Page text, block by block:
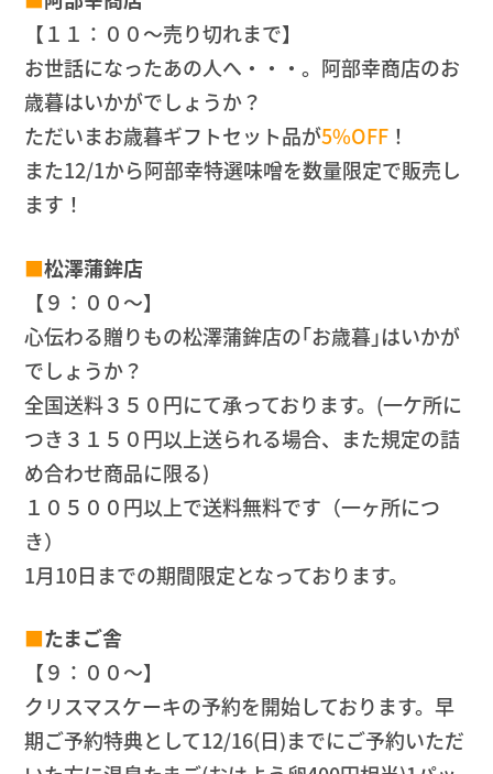
【１１：００～売り切れまで】
お世話になったあの人へ・・・。阿部幸商店のお
歳暮はいかがでしょうか？
ただいまお歳暮ギフトセット品が5%OFF！
また12/1から阿部幸特選味噌を数量限定で販売し
ます！
■松澤蒲鉾店
【９：００～】
心伝わる贈りもの松澤蒲鉾店の｢お歳暮｣はいかが
でしょうか？
全国送料３５０円にて承っております。(一ケ所に
つき３１５０円以上送られる場合、また規定の詰
め合わせ商品に限る)
１０５００円以上で送料無料です（一ヶ所につ
き）
1月10日までの期間限定となっております。
■たまご舎
【９：００～】
クリスマスケーキの予約を開始しております。早
期ご予約特典として12/16(日)までにご予約いただ